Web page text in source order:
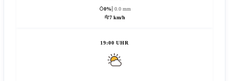
0%
0.0 mm
7 km/h
19:00 UHR